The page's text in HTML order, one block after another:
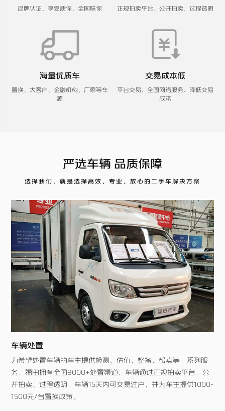
品牌认证、享受质保、全国联保 正规拍卖平台，公开拍卖，过程透明
海量优质车
置换、大客户、金融机构、厂家等车
源
交易成本低
平台交易、全国网络服务、降低交易
成本
严选车辆 品质保障
选择我们，就是选择高效、专业、放心的二手车解决方案
车辆处置
为希望处置车辆的车主提供检测、估值、整备、帮卖等一系列服
务，福田拥有全国9000+处置渠道，车辆通过正规拍卖平台，公
开拍卖、过程透明，车辆15天内可交易过户，并为车主提供1000-
1500元/台置换政策。